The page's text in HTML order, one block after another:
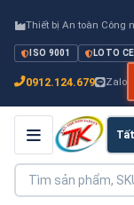
Thiết bị An toàn Công
ISO 9001 LOTO
0912.124.679 Zalo